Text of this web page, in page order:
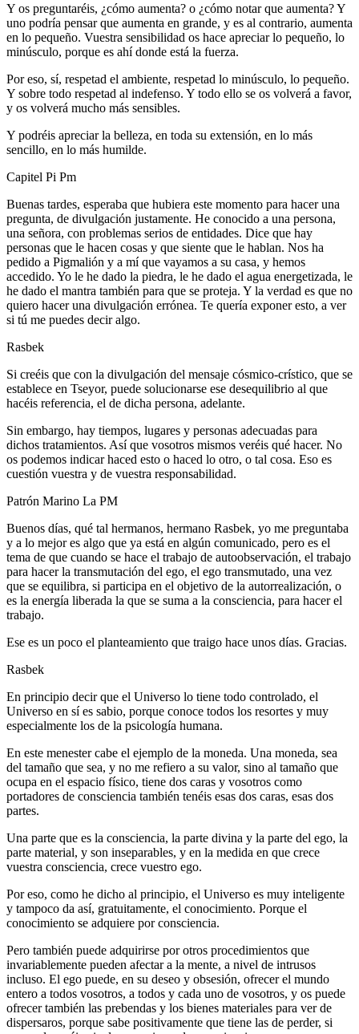
Y os preguntaréis, ¿cómo aumenta? o ¿cómo notar que aumenta? Y
uno podría pensar que aumenta en grande, y es al contrario, aumenta
en lo pequeño. Vuestra sensibilidad os hace apreciar lo pequeño, lo
minúsculo, porque es ahí donde está la fuerza.
Por eso, sí, respetad el ambiente, respetad lo minúsculo, lo pequeño.
Y sobre todo respetad al indefenso. Y todo ello se os volverá a favor,
y os volverá mucho más sensibles.
Y podréis apreciar la belleza, en toda su extensión, en lo más
sencillo, en lo más humilde.
Capitel Pi Pm
Buenas tardes, esperaba que hubiera este momento para hacer una
pregunta, de divulgación justamente. He conocido a una persona,
una señora, con problemas serios de entidades. Dice que hay
personas que le hacen cosas y que siente que le hablan. Nos ha
pedido a Pigmalión y a mí que vayamos a su casa, y hemos
accedido. Yo le he dado la piedra, le he dado el agua energetizada, le
he dado el mantra también para que se proteja. Y la verdad es que no
quiero hacer una divulgación errónea. Te quería exponer esto, a ver
si tú me puedes decir algo.
Rasbek
Si creéis que con la divulgación del mensaje cósmico-crístico, que se
establece en Tseyor, puede solucionarse ese desequilibrio al que
hacéis referencia, el de dicha persona, adelante.
Sin embargo, hay tiempos, lugares y personas adecuadas para
dichos tratamientos. Así que vosotros mismos veréis qué hacer. No
os podemos indicar haced esto o haced lo otro, o tal cosa. Eso es
cuestión vuestra y de vuestra responsabilidad.
Patrón Marino La PM
Buenos días, qué tal hermanos, hermano Rasbek, yo me preguntaba
y a lo mejor es algo que ya está en algún comunicado, pero es el
tema de que cuando se hace el trabajo de autoobservación, el trabajo
para hacer la transmutación del ego, el ego transmutado, una vez
que se equilibra, si participa en el objetivo de la autorrealización, o
es la energía liberada la que se suma a la consciencia, para hacer el
trabajo.
Ese es un poco el planteamiento que traigo hace unos días. Gracias.
Rasbek
En principio decir que el Universo lo tiene todo controlado, el
Universo en sí es sabio, porque conoce todos los resortes y muy
especialmente los de la psicología humana.
En este menester cabe el ejemplo de la moneda. Una moneda, sea
del tamaño que sea, y no me refiero a su valor, sino al tamaño que
ocupa en el espacio físico, tiene dos caras y vosotros como
portadores de consciencia también tenéis esas dos caras, esas dos
partes.
Una parte que es la consciencia, la parte divina y la parte del ego, la
parte material, y son inseparables, y en la medida en que crece
vuestra consciencia, crece vuestro ego.
Por eso, como he dicho al principio, el Universo es muy inteligente
y tampoco da así, gratuitamente, el conocimiento. Porque el
conocimiento se adquiere por consciencia.
Pero también puede adquirirse por otros procedimientos que
invariablemente pueden afectar a la mente, a nivel de intrusos
incluso. El ego puede, en su deseo y obsesión, ofrecer el mundo
entero a todos vosotros, a todos y cada uno de vosotros, y os puede
ofrecer también las prebendas y los bienes materiales para ver de
dispersaros, porque sabe positivamente que tiene las de perder, si